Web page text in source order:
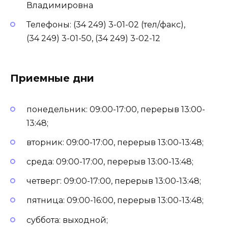
Владимировна
Телефоны: (34 249) 3-01-02 (тел/факс),
(34 249) 3-01-50, (34 249) 3-02-12
Приемные дни
понедельник: 09:00-17:00, перерыв 13:00-
13:48;
вторник: 09:00-17:00, перерыв 13:00-13:48;
среда: 09:00-17:00, перерыв 13:00-13:48;
четверг: 09:00-17:00, перерыв 13:00-13:48;
пятница: 09:00-16:00, перерыв 13:00-13:48;
суббота: выходной;